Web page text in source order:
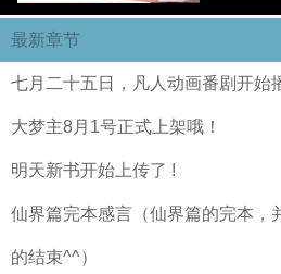
最新章节
七月二十五日，凡人动画番剧开始
大梦主8月1号正式上架哦！
明天新书开始上传了 !
仙界篇完本感言（仙界篇的完本，
的结束^^）